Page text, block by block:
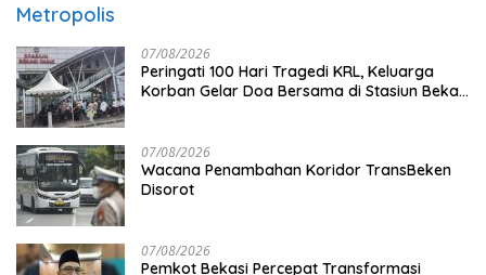
Metropolis
07/08/2026
Peringati 100 Hari Tragedi KRL, Keluarga
Korban Gelar Doa Bersama di Stasiun Bekasi
07/08/2026
Wacana Penambahan Koridor TransBeken
Disorot
07/08/2026
Pemkot Bekasi Percepat Transformasi